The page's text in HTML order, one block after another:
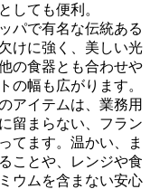
しても便利。
パで有名な伝統ある
けに強く、美しい光
の食器とも合わせや
の幅も広がります。
アイテムは、業務用
留まらない、フラン
てます。温かい、ま
ことや、レンジや食
ウムを含まない安心